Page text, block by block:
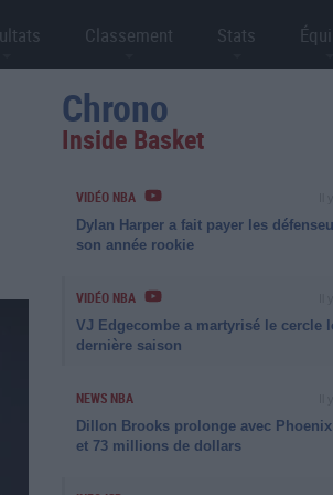
Classement Stats
Chrono
Inside Basket
VIDÉO NBA
Dylan Harper a fait payer les
son année rookie
VIDÉO NBA
VJ Edgecombe a martyrisé le cercle
dernière saison
NEWS NBA
Dillon Brooks prolonge avec
et 73 millions de dollars